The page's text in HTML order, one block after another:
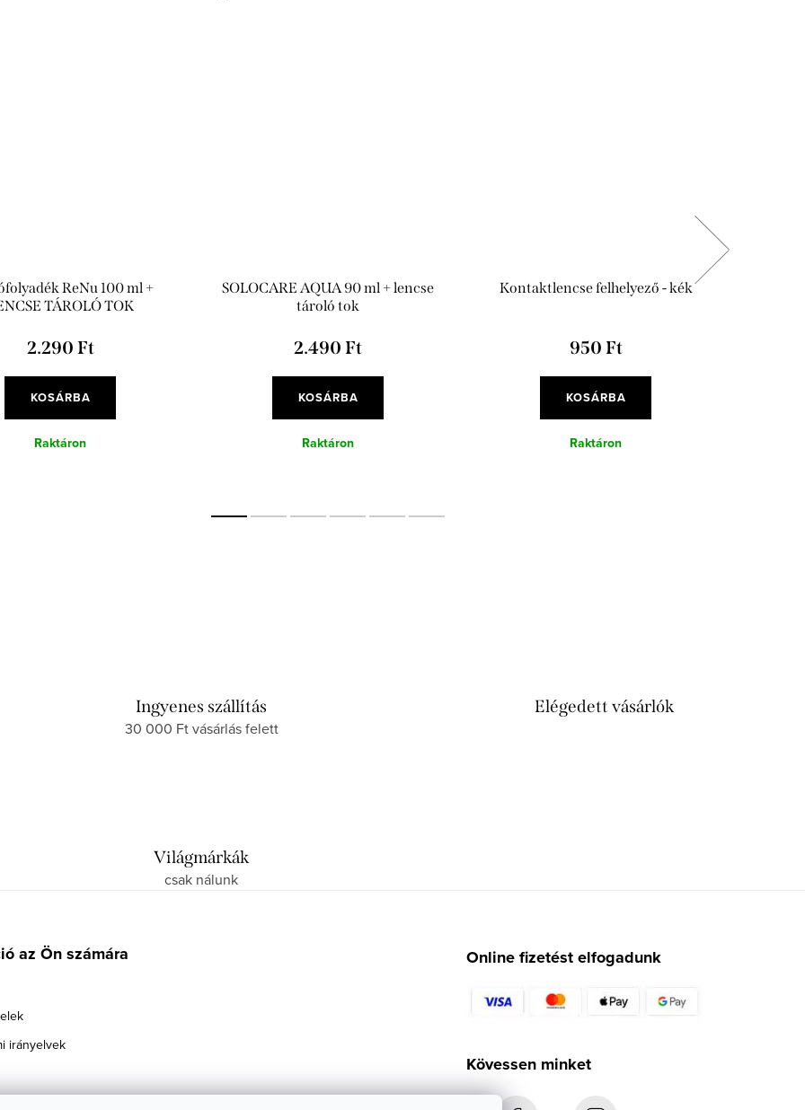
ReNu 100 ml +
TÁROLÓ TOK
2.290 Ft
KOSÁRBA
Raktáron
SOLOCARE AQUA 90 ml + lencse
tároló tok
2.490 Ft
KOSÁRBA
Raktáron
Kontaktlencse felhelyező - kék
950 Ft
KOSÁRBA
Raktáron
Ingyenes szállítás
30 000 Ft vásárlás felett
Elégedett vásárlók
Világmárkák
csak nálunk
az Ön számára
irányelvek
Online fizetést elfogadunk
Kövessen minket